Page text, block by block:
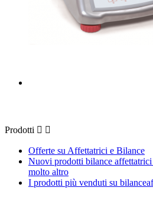
Prodotti  
Offerte su Affettatrici e Bilance
Nuovi prodotti bilance
molto altro
I prodotti più venduti su